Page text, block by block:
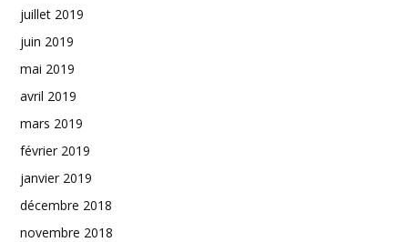
juillet 2019
juin 2019
mai 2019
avril 2019
mars 2019
février 2019
janvier 2019
décembre 2018
novembre 2018